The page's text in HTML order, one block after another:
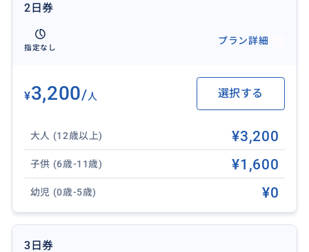
【ご利用方法】
ットの発行お手続きが必要となります。
※ご希望の利用開始日でお申し込みください。
様と別々に乗車される場合は1名様ずつお申し込みくだ
さい。
※トロリー車内はFree Wifiがありますが、ご乗車前にE
チケット表示の準備等には各自モバイルデータのご用
意が必要です。
※ご予約確定時に詳しいご案内をお送りいたします。
2日券
指定なし
プラン詳細
¥3,200/人 選択する
大人 (12歳以上) ¥3,200
子供 (6歳-11歳) ¥1,600
幼児 (0歳-5歳) ¥0
3日券